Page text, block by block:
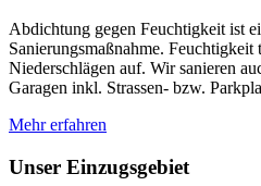
Abdichtung gegen Feuchtigkeit ist
Sanierungsmaßnahme.
Niederschlägen auf. Wir sanieren
Garagen inkl. Strassen- bzw.
Mehr erfahren
Unser Einzugsgebiet